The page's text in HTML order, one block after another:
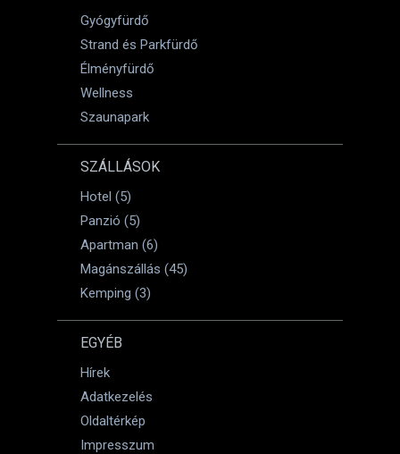
Gyógyfürdő
Strand és Parkfürdő
Élményfürdő
Wellness
Szaunapark
SZÁLLÁSOK
Hotel (5)
Panzió (5)
Apartman (6)
Magánszállás (45)
Kemping (3)
EGYÉB
Hírek
Adatkezelés
Oldaltérkép
Impresszum